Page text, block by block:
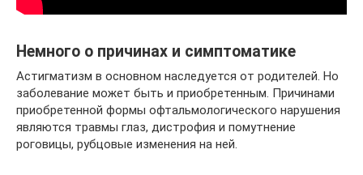
Немного о причинах и симптоматике
Астигматизм в основном наследуется от родителей. Но
заболевание может быть и приобретенным. Причинами
приобретенной формы офтальмологического нарушения
являются травмы глаз, дистрофия и помутнение
роговицы, рубцовые изменения на ней.